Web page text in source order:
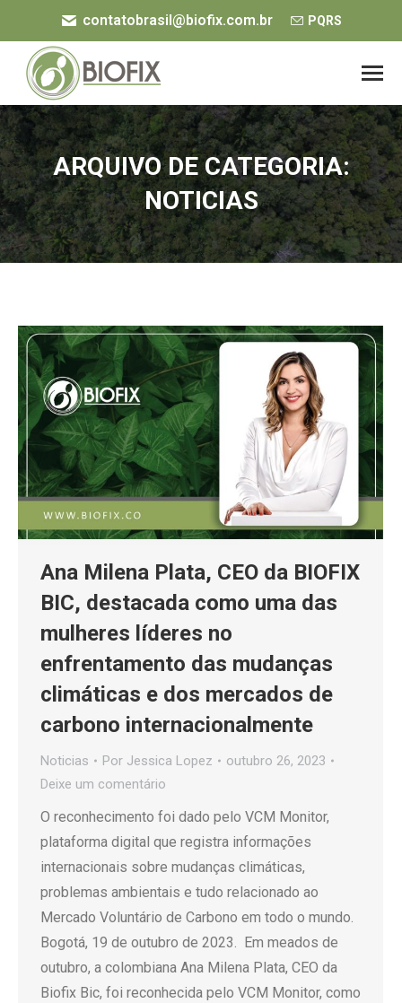
contatobrasil@biofix.com.br PQRS
ARQUIVO DE CATEGORIA:
NOTICIAS
Você está aqui:
Ana Milena Plata, CEO da BIOFIX
BIC, destacada como uma das
mulheres líderes no
enfrentamento das mudanças
climáticas e dos mercados de
carbono internacionalmente
Noticias Por Jessica Lopez
outubro 26, 2023
Deixe um comentário
O reconhecimento foi dado pelo VCM Monitor,
plataforma digital que registra informações
internacionais sobre mudanças climáticas,
problemas ambientais e tudo relacionado ao
Mercado Voluntário de Carbono em todo o mundo.
Bogotá, 19 de outubro de 2023. Em meados de
outubro, a colombiana Ana Milena Plata, CEO da
Biofix Bic, foi reconhecida pelo VCM Monitor, como